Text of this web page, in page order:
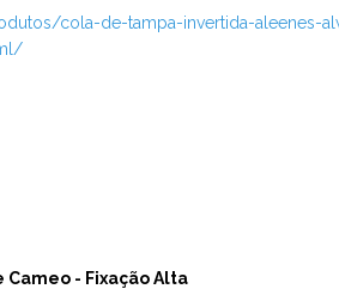
cola-de-tampa-invertida-aleenes-
- Fixação Alta